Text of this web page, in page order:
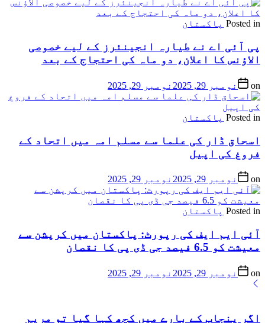
Posted in پاکستان
پی آئی اے نے طیارہ انجینئرز کے لیے خصوصی
الاؤنس کا اعلان، دو ماہ کی احتجاج کے بعد
on نومبر 29, 2025 نومبر 29, 2025
Posted in پاکستان
اسحاق ڈار کی علما سے مسلم امہ میں اتحاد کے
فروغ کی اپیل
on نومبر 29, 2025 نومبر 29, 2025
Posted in پاکستان
آئی ایم ایف کی رپورٹ: پاکستان میں کرپشن سے
معیشت کو 6.5 فیصد جی ڈی پی کا نقصان
on نومبر 29, 2025 نومبر 29, 2025
اگر پنجاب کے بارے میں کچھ کہا گیا تو مریم